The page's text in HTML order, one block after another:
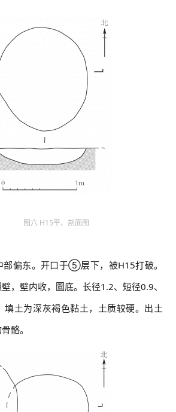
图六 H15平、剖面图
部偏东。开口于⑤层下，被H15打破。
，壁内收，圜底。长径1.2、短径0.9、
填土为深灰褐色黏土，土质较硬。出土
骼。